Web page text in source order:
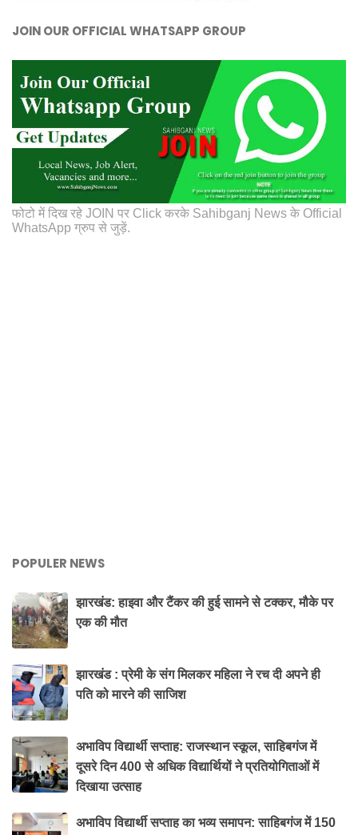
JOIN OUR OFFICIAL WHATSAPP GROUP
फोटो में दिख रहे JOIN पर Click करके Sahibganj News के Official
WhatsApp ग्रुप से जुड़ें.
POPULER NEWS
झारखंड: हाइवा और टैंकर की हुई सामने से टक्कर, मौके पर
एक की मौत
झारखंड : प्रेमी के संग मिलकर महिला ने रच दी अपने ही
पति को मारने की साजिश
अभाविप विद्यार्थी सप्ताह: राजस्थान स्कूल, साहिबगंज में
दूसरे दिन 400 से अधिक विद्यार्थियों ने प्रतियोगिताओं में
दिखाया उत्साह
अभाविप विद्यार्थी सप्ताह का भव्य समापन: साहिबगंज में 150